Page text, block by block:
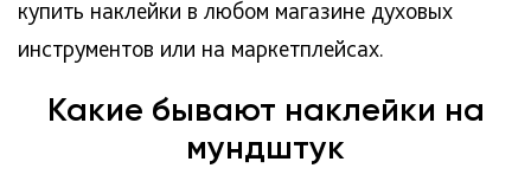
купить наклейки в любом магазине духовых
инструментов или на маркетплейсах.
Какие бывают наклейки на
мундштук